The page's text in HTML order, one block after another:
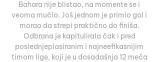
Bahara nije blistao, na momente se i
veoma mučio. Još jednom je primio gol i
morao da strepi praktično do finiša.
Odbrana je kapitulirala čak i pred
poslednjeplasiranim i najneefikasnijim
timom lige, koji je u dosadašnja 12 meča